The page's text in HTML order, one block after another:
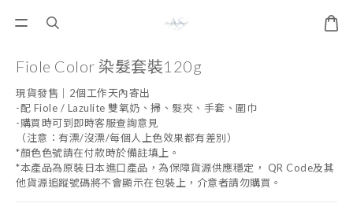
Fiole Color 染髮套裝120g
現貨發售｜2個工作天內寄出
-配 Fiole / Lazulite 雙氧奶、掃、髮夾、手套、圍巾
-購買時可到即時客服查詢意見
（注意：有漂/沒漂/每個人上色效果都有差別）
*顏色色號請在付款時於備註填上。
*本產品為原裝日本進口產品，為保障貨源供應穩定， QR Code及其
他貨源追蹤號碼將不會顯示在包裝上，介意者請勿購買。